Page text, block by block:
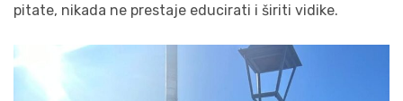
pitate, nikada ne prestaje educirati i širiti vidike.